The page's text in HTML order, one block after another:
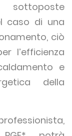
caso di una
ciò
l’efficienza
e
della